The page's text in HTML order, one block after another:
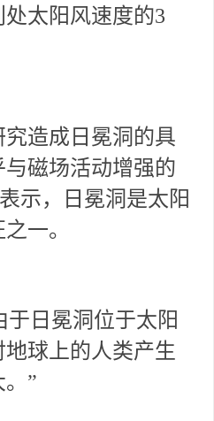
太阳风速度的3
造成日冕洞的具
磁场活动增强的
示，日冕洞是太阳
一。
于日冕洞位于太阳
球上的人类产生
”